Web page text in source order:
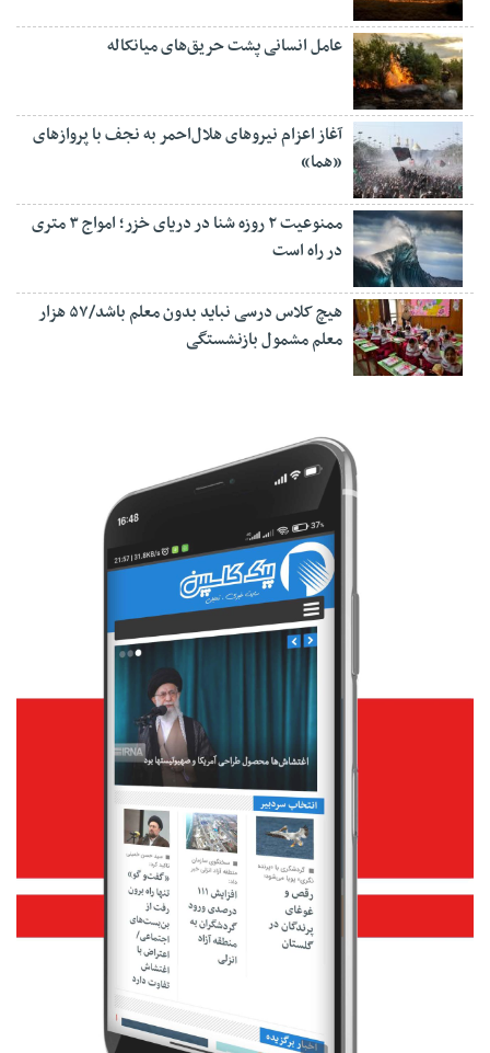
عامل انسانی پشت حریق‌های میانکاله
آغاز اعزام نیروهای هلال‌احمر به نجف با پروازهای
«هما»
ممنوعیت ۲ روزه شنا در دریای خزر؛ امواج ۳ متری
در راه است
هیچ کلاس درسی نباید بدون معلم باشد/۵۷ هزار
معلم مشمول بازنشستگی